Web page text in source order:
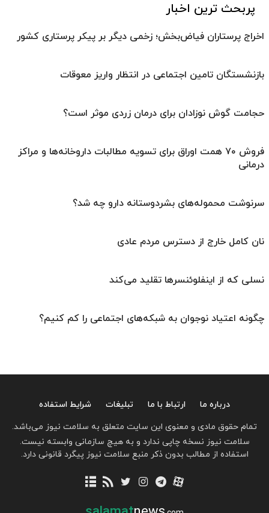
پربحث ترین اخبار
اخراج پرستاران فیاض‌بخش؛ زخمی دیگر بر پیکر پرستاری کشور
بازنشستگان تامین اجتماعی در انتظار واریز معوقات
حجامت گوش نوزادان برای درمان زردی موثر است؟
فروش ۷۰ همت اوراق برای تسویه مطالبات داروخانه‌ها و مراکز
درمانی
سرنوشت محموله‌های بشردوستانه دارو چه شد؟
نان کامل خارج از دسترس مردم عادی
نسلی که از اینفلوئنسرها تقلید می‌کند
چگونه اعتیاد نوجوان به شبکه‌های اجتماعی را کم کنیم؟
درباره ما ارتباط با ما تبلیغات
شرایط استفاده
تمام حقوق مادی و معنوی این سایت متعلق به سلامت نیوز می‌باشد.
سلامت نیوز نسخه چاپی ندارد و به هیچ سازمانی وابسته نیست.
استفاده از مطالب بدون ذکر منبع سلامت نیوز پیگرد قانونی دارد.